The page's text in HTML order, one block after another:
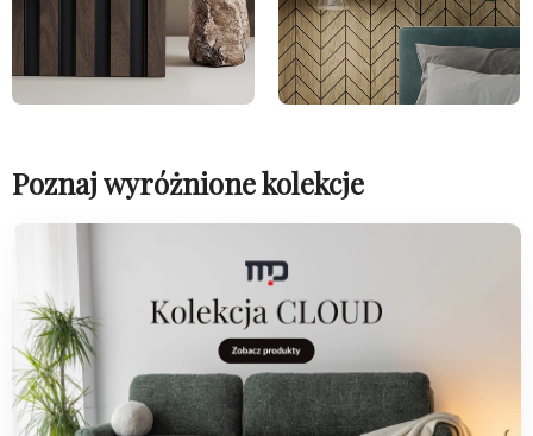
Poznaj wyróżnione kolekcje